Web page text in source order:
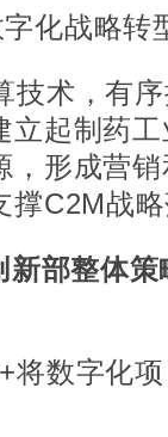
字化战略转
技术，有
立起制药
，形成营
撑C2M战
新部整体
将数字化